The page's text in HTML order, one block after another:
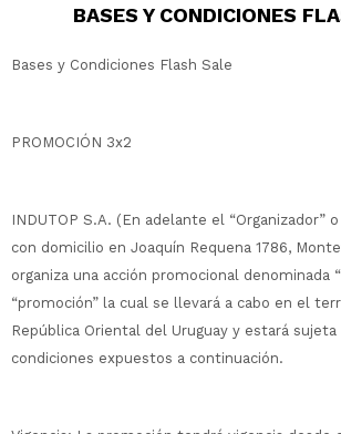
BASES Y CONDICIONES
Bases y Condiciones Flash Sale
PROMOCIÓN 3x2
INDUTOP S.A. (En adelante el “Organizador”
con domicilio en Joaquín Requena 1786,
organiza una acción promocional denominada
“promoción” la cual se llevará a cabo en el
República Oriental del Uruguay y estará
condiciones expuestos a continuación.
Mi cuenta